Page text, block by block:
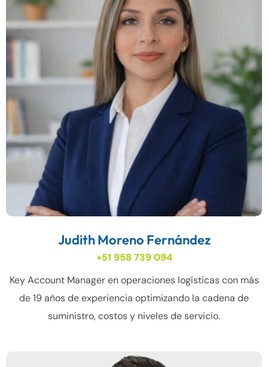
Judith Moreno Fernández
+51 958 739 094
Key Account Manager en operaciones logísticas con más
de 19 años de experiencia optimizando la cadena de
suministro, costos y niveles de servicio.